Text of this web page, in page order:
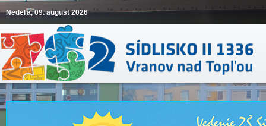
Nedeľa, 09. august 2026